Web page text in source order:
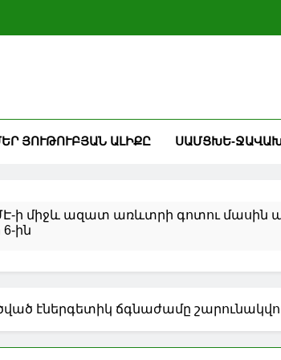
ՅՈՒԹՈՒԲՅԱՆ ԱԼԻՔԸ ՍԱՄՑԽԵ-
ի միջև ազատ առևտրի գոտու մասին
ին
հակամարտության կարգավորումից
էներգետիկ ճգնաժամը